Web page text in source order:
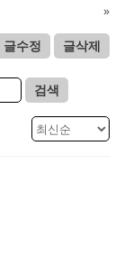
»
글수정 글삭제
검색